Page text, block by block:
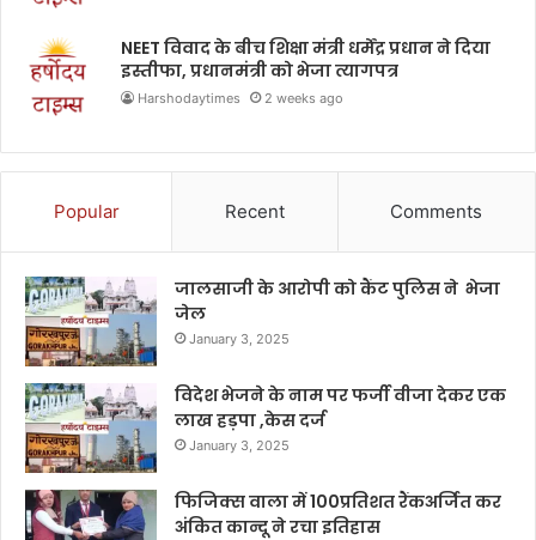
NEET विवाद के बीच शिक्षा मंत्री धर्मेंद्र प्रधान ने दिया
इस्तीफा, प्रधानमंत्री को भेजा त्यागपत्र
Harshodaytimes 2 weeks ago
Popular Recent Comments
जालसाजी के आरोपी को कैंट पुलिस ने भेजा
जेल
January 3, 2025
विदेश भेजने के नाम पर फर्जी वीजा देकर एक
लाख हड़पा ,केस दर्ज
January 3, 2025
फिजिक्स वाला में 100प्रतिशत रैंकअर्जित कर
अंकित कान्दू ने रचा इतिहास